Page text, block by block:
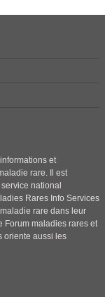
et
rare. Il est
national
Rares Info Services
rare dans leur
Forum maladies rares et
oriente aussi les